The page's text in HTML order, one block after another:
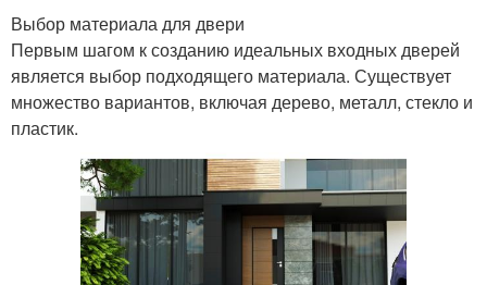
Выбор материала для двери
Первым шагом к созданию идеальных входных дверей
является выбор подходящего материала. Существует
множество вариантов, включая дерево, металл, стекло и
пластик.